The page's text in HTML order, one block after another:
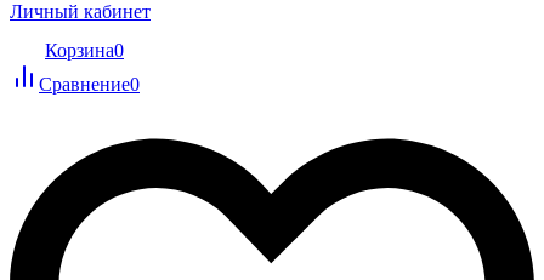
Личный кабинет
Корзина0
Сравнение0